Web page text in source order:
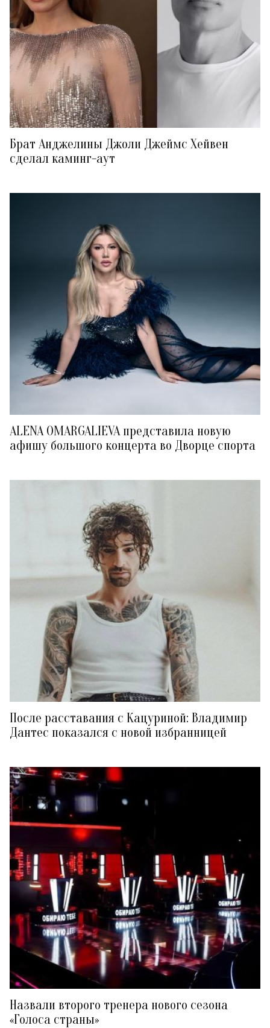
Брат Анджелины Джоли Джеймс Хейвен
сделал каминг-аут
ALENA OMARGALIEVA представила новую
афишу большого концерта во Дворце спорта
После расставания с Кацуриной: Владимир
Дантес показался с новой избранницей
Назвали второго тренера нового сезона
«Голоса страны»